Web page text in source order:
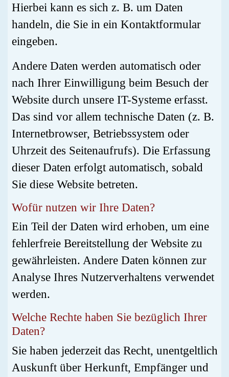
Hierbei kann es sich z. B. um Daten
handeln, die Sie in ein Kontaktformular
eingeben.
Andere Daten werden automatisch oder
nach Ihrer Einwilligung beim Besuch der
Website durch unsere IT-Systeme erfasst.
Das sind vor allem technische Daten (z. B.
Internetbrowser, Betriebssystem oder
Uhrzeit des Seitenaufrufs). Die Erfassung
dieser Daten erfolgt automatisch, sobald
Sie diese Website betreten.
Wofür nutzen wir Ihre Daten?
Ein Teil der Daten wird erhoben, um eine
fehlerfreie Bereitstellung der Website zu
gewährleisten. Andere Daten können zur
Analyse Ihres Nutzerverhaltens verwendet
werden.
Welche Rechte haben Sie bezüglich Ihrer
Daten?
Sie haben jederzeit das Recht, unentgeltlich
Auskunft über Herkunft, Empfänger und